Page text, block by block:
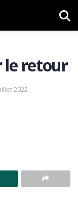
le retour
2022